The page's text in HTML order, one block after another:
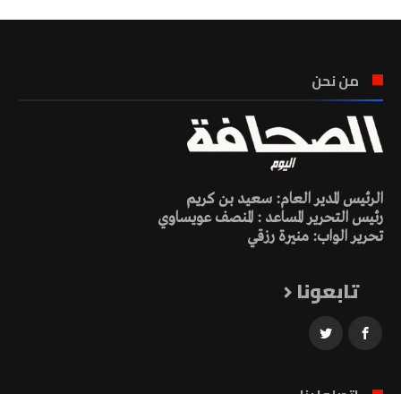
من نحن
الرئيس المدير العام: سعيد بن كريم
رئيس التحرير المساعد : المنصف عويساوي
تحرير الواب: منيرة رزقي
تابعونا